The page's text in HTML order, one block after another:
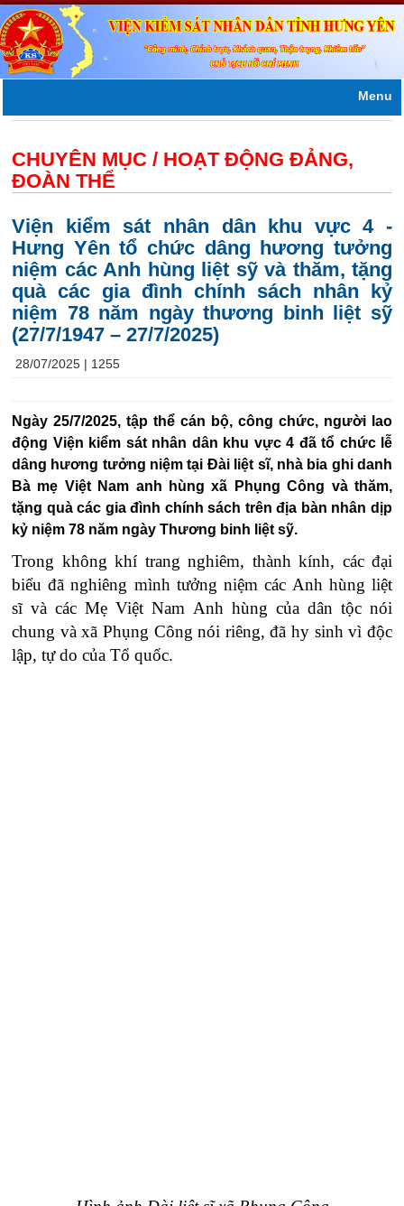
Menu
CHUYÊN MỤC / HOẠT ĐỘNG ĐẢNG,
ĐOÀN THỂ
Viện kiểm sát nhân dân khu vực 4 -
Hưng Yên tổ chức dâng hương tưởng
niệm các Anh hùng liệt sỹ và thăm, tặng
quà các gia đình chính sách nhân kỷ
niệm 78 năm ngày thương binh liệt sỹ
(27/7/1947 – 27/7/2025)
28/07/2025 | 1255
Ngày 25/7/2025, tập thể cán bộ, công chức, người lao
động Viện kiểm sát nhân dân khu vực 4 đã tổ chức lễ
dâng hương tưởng niệm tại Đài liệt sĩ, nhà bia ghi danh
Bà mẹ Việt Nam anh hùng xã Phụng Công và thăm,
tặng quà các gia đình chính sách trên địa bàn nhân dịp
kỷ niệm 78 năm ngày Thương binh liệt sỹ.
Trong không khí trang nghiêm, thành kính, các đại
biểu đã nghiêng mình tưởng niệm các Anh hùng liệt
sĩ và các Mẹ Việt Nam Anh hùng của dân tộc nói
chung và xã Phụng Công nói riêng, đã hy sinh vì độc
lập, tự do của Tổ quốc.